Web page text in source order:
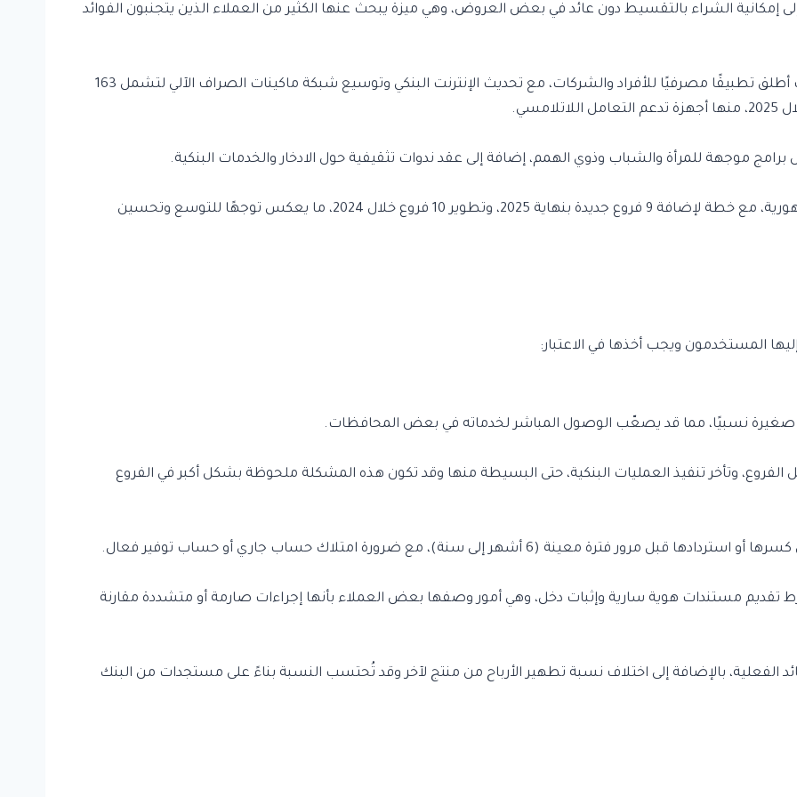
إلى إمكانية الشراء بالتقسيط دون عائد في بعض العروض، وهي ميزة يبحث عنها الكثير من العملاء الذين يتجنبون الفوائد
شهد البنك تطورًا ملحوظًا في البنية الرقمية، حيث أطلق تطبيقًا مصرفيًا للأفراد والشركات، مع تحديث الإنترنت البنكي وتوسيع شبكة ماكينات الصراف الآلي لتشمل 163
موجهة للمرأة والشباب وذوي الهمم، إضافة إلى عقد ندوات تثقيفية حول الادخار والخدمات البنكية.
يمتلك البنك حاليًا نحو 40 فرعًا على مستوى الجمهورية، مع خطة لإضافة 9 فروع جديدة بنهاية 2025، وتطوير 10 فروع خلال 2024، ما يعكس توجهًا للتوسع وتحسين
المستخدمون ويجب أخذها في الاعتبار:
صغيرة نسبيًا، مما قد يصعّب الوصول المباشر لخدماته في بعض المحافظات.
وتأخر تنفيذ العمليات البنكية، حتى البسيطة منها وقد تكون هذه المشكلة ملحوظة بشكل أكبر في الفروع
(6 أشهر إلى سنة)، مع ضرورة امتلاك حساب جاري أو حساب توفير فعال.
تقديم مستندات هوية سارية وإثبات دخل، وهي أمور وصفها بعض العملاء بأنها إجراءات صارمة أو متشددة مقارنة
بالإضافة إلى اختلاف نسبة تطهير الأرباح من منتج لآخر وقد تُحتسب النسبة بناءً على مستجدات من البنك